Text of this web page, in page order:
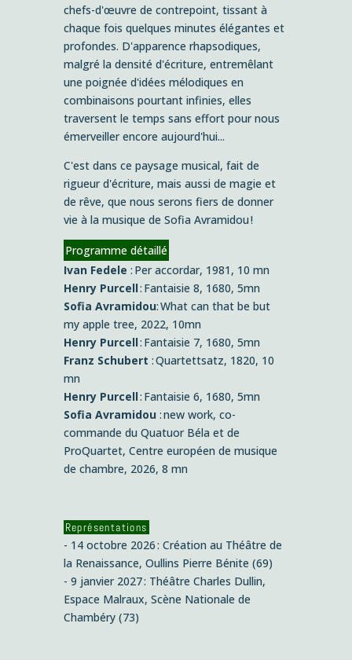
chefs-d'œuvre de contrepoint, tissant à
chaque fois quelques minutes élégantes et
profondes. D'apparence rhapsodiques,
malgré la densité d'écriture, entremêlant
une poignée d'idées mélodiques en
combinaisons pourtant infinies, elles
traversent le temps sans effort pour nous
émerveiller encore aujourd'hui...
C'est dans ce paysage musical, fait de
rigueur d'écriture, mais aussi de magie et
de rêve, que nous serons fiers de donner
vie à la musique de Sofia Avramidou !
Programme détaillé
Ivan Fedele : Per accordar, 1981, 10 mn
Henry Purcell: Fantaisie 8, 1680, 5mn
Sofia Avramidou: What can that be but
my apple tree, 2022, 10mn
Henry Purcell: Fantaisie 7, 1680, 5mn
Franz Schubert : Quartettsatz, 1820, 10
mn
Henry Purcell: Fantaisie 6, 1680, 5mn
Sofia Avramidou : new work, co-
commande du Quatuor Béla et de
ProQuartet, Centre européen de musique
de chambre, 2026, 8 mn
Représentations
- 14 octobre 2026 : Création au Théâtre de
la Renaissance, Oullins Pierre Bénite (69)
- 9 janvier 2027 : Théâtre Charles Dullin,
Espace Malraux, Scène Nationale de
Chambéry (73)